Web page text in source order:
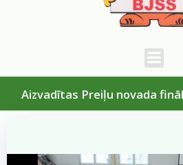
Aizvadītas Preiļu novada